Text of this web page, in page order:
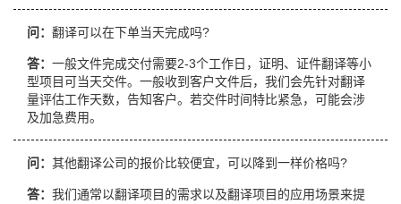
问： 翻译可以在下单当天完成吗?
答： 一般文件完成交付需要2-3个工作日，证明、证件翻译等小
型项目可当天交件。一般收到客户文件后，我们会先针对翻译
量评估工作天数，告知客户。若交件时间特比紧急，可能会涉
及加急费用。
问： 其他翻译公司的报价比较便宜，可以降到一样价格吗?
答： 我们通常以翻译项目的需求以及翻译项目的应用场景来提